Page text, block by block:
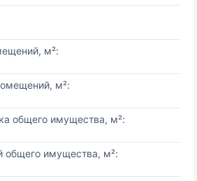
м²:
м²:
общего имущества, м²:
имущества, м²: